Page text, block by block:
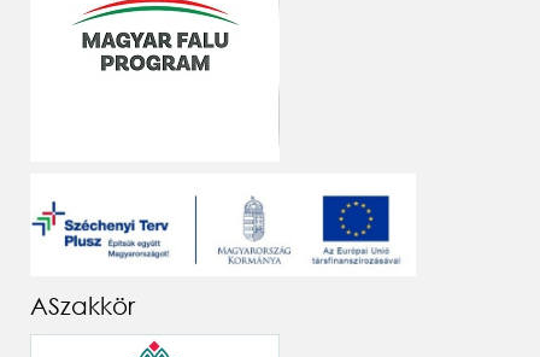
ASzakkör